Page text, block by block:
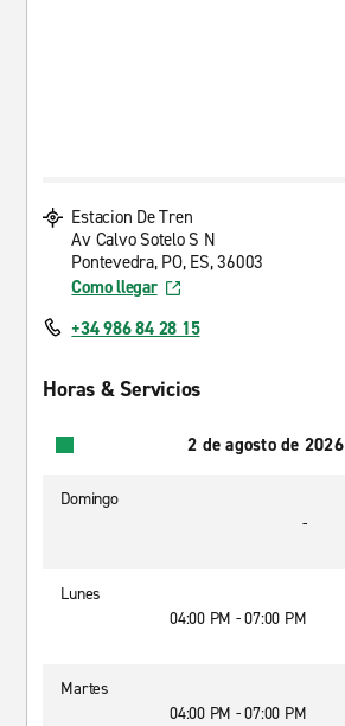
Estacion De Tren
Av Calvo Sotelo S N
Pontevedra, PO, ES, 36003
Como llegar
+34 986 84 28 15
Horas & Servicios
2 de agosto de 2026
Domingo
-
Lunes
04:00 PM - 07:00 PM
Martes
04:00 PM - 07:00 PM